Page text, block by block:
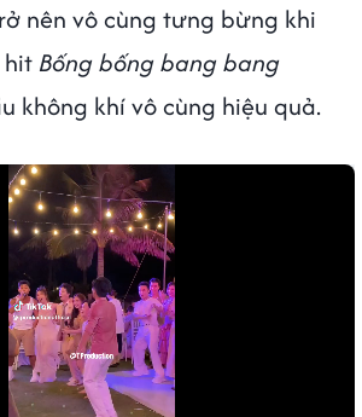
nên vô cùng tưng bừng khi
hit Bống bống bang bang
không khí vô cùng hiệu quả.